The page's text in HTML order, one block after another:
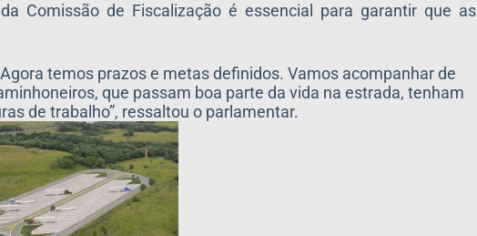
Comissão de Fiscalização é essencial para garantir que as
temos prazos e metas definidos. Vamos acompanhar de
que passam boa parte da vida na estrada, tenham
de trabalho”, ressaltou o parlamentar.